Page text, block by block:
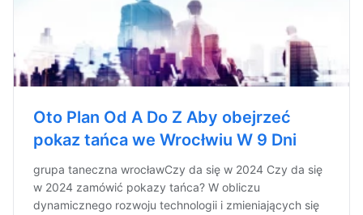
Oto Plan Od A Do Z Aby obejrzeć
pokaz tańca we Wrocłwiu W 9 Dni
grupa taneczna wrocławCzy da się w 2024 Czy da się
w 2024 zamówić pokazy tańca? W obliczu
dynamicznego rozwoju technologii i zmieniających się